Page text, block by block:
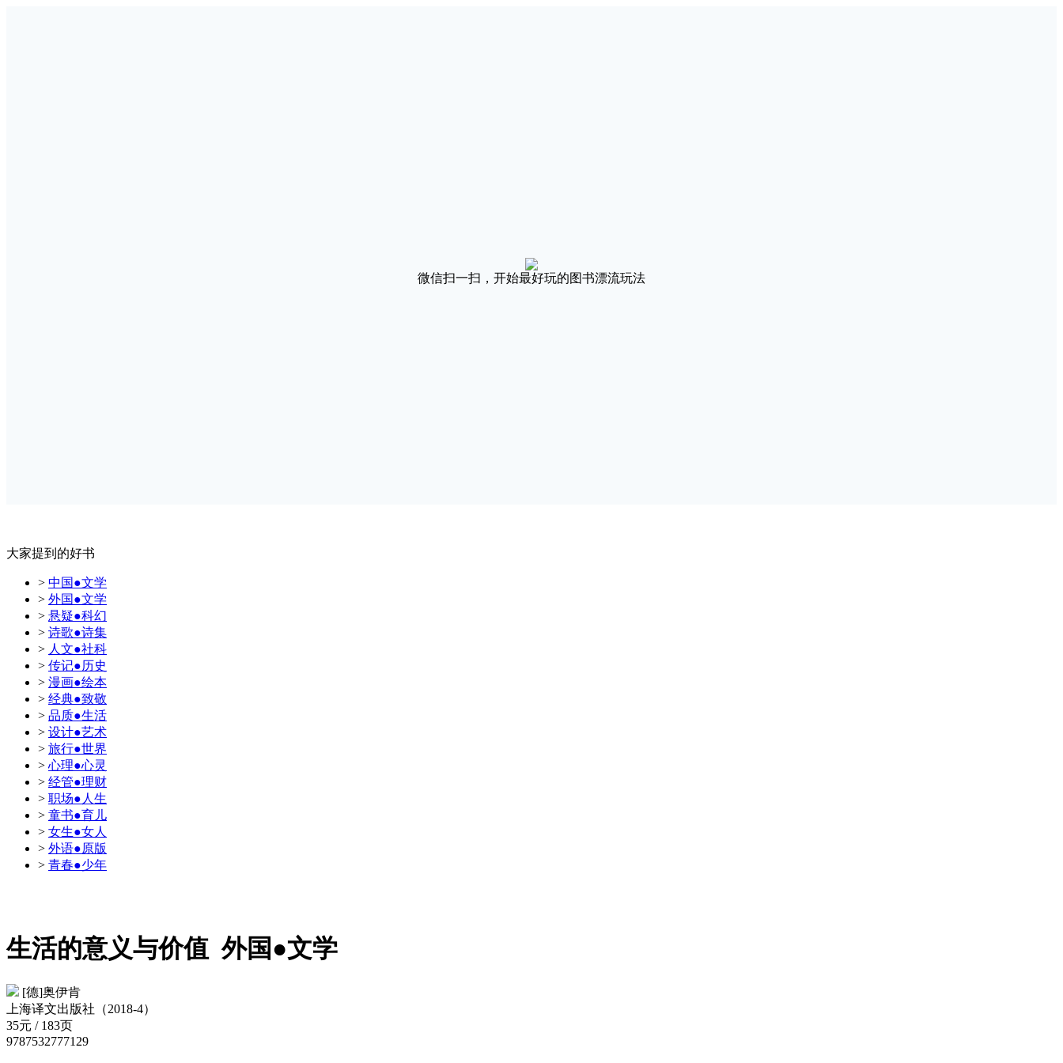
微信扫一扫，开始最好玩的图书漂流玩法
大家提到的好书
> 中国●文学
> 外国●文学
> 悬疑●科幻
> 诗歌●诗集
> 人文●社科
> 传记●历史
> 漫画●绘本
> 经典●致敬
> 品质●生活
> 设计●艺术
> 旅行●世界
> 心理●心灵
> 经管●理财
> 职场●人生
> 童书●育儿
> 女生●女人
> 外语●原版
> 青春●少年
生活的意义与价值外国●文学
[德]奥伊肯
上海译文出版社（2018-4）
35元 / 183页
9787532777129